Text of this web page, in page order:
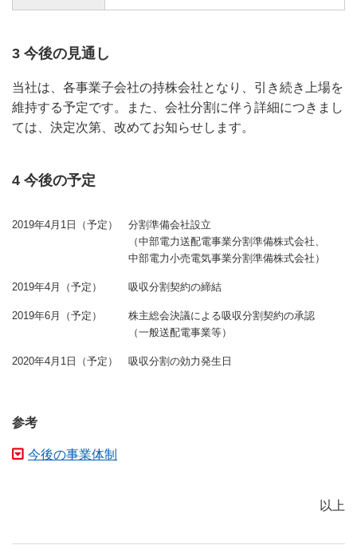
3 今後の見通し
当社は、各事業子会社の持株会社となり、引き続き上場を
維持する予定です。また、会社分割に伴う詳細につきまし
ては、決定次第、改めてお知らせします。
4 今後の予定
2019年4月1日（予定）
分割準備会社設立
（中部電力送配電事業分割準備株式会社、
中部電力小売電気事業分割準備株式会社）
2019年4月（予定） 吸収分割契約の締結
2019年6月（予定）
株主総会決議による吸収分割契約の承認
（一般送配電事業等）
2020年4月1日（予定） 吸収分割の効力発生日
参考
今後の事業体制
以上